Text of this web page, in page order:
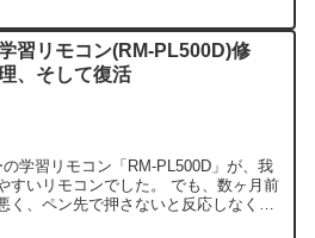
習リモコン(RM-PL500D)修
、そして復活
学習リモコン「RM-PL500D」が、我
すいリモコンでした。 でも、数ヶ月前
く、ペン先で押さないと反応しなくな